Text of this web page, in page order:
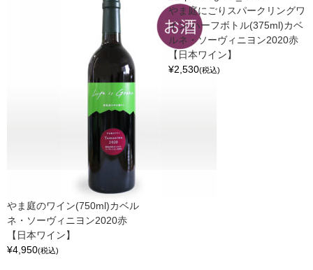
やま庭のワイン(750ml)カベル
ネ・ソーヴィニヨン2020赤
【日本ワイン】
¥4,950(税込)
やま庭にごりスパークリングワ
イン ハーフボトル(375ml)カベ
ルネ・ソーヴィニヨン2020赤
【日本ワイン】
¥2,530(税込)